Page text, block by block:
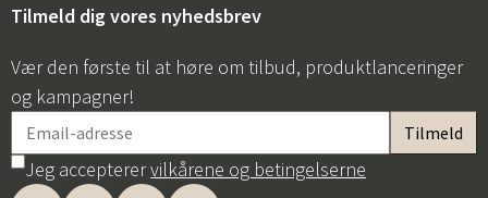
Tilmeld dig vores nyhedsbrev
Vær den første til at høre om tilbud, produktlanceringer
og kampagner!
Jeg accepterervilkårene og betingelserne